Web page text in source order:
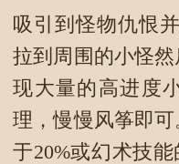
吸引到怪物仇恨
拉到周围的小怪
现大量的高进度
理，慢慢风筝即
于20%或幻术技